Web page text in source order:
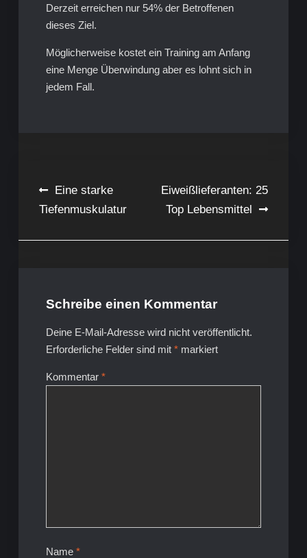
Derzeit erreichen nur 54% der Betroffenen
dieses Ziel.
Möglicherweise kostet ein Training am Anfang
eine Menge Überwindung aber es lohnt sich in
jedem Fall.
Beitragsnavigation
Eine starke
Tiefenmuskulatur
Eiweißlieferanten: 25
Top Lebensmittel
Schreibe einen Kommentar
Deine E-Mail-Adresse wird nicht veröffentlicht.
Erforderliche Felder sind mit *markiert
Kommentar *
Name *